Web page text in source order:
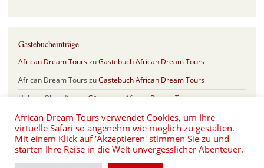
Gästebucheinträge
African Dream TourszuGästebuch African Dream Tours
African Dream Tours zuGästebuch African Dream Tours
Helmut OlberdingzuGästebuch African Dream Tours
Sabine & FrankzuGästebuch African Dream Tours
Eva und Hartmut SchönfeldzuSafari Jubiläum mit 17 Jahren African
Dream Tours
African Dream Tours verwendet Cookies, um Ihre
virtuelle Safari so angenehm wie möglich zu gestalten.
Mit einem Klick auf 'Akzeptieren' stimmen Sie zu und
starten Ihre Reise in die Welt unvergesslicher Abenteuer.